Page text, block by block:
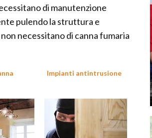
di manutenzione
pulendo la struttura e
necessitano di canna fumaria
Impianti antintrusione